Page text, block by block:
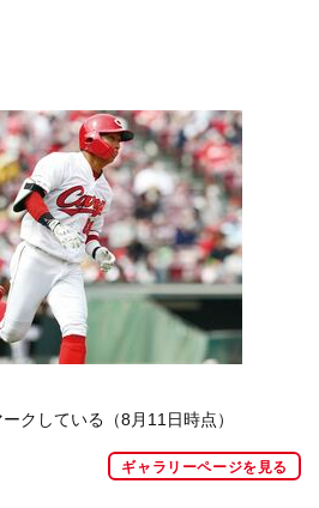
クしている（8月11日時点）
ギャラリーページを見る